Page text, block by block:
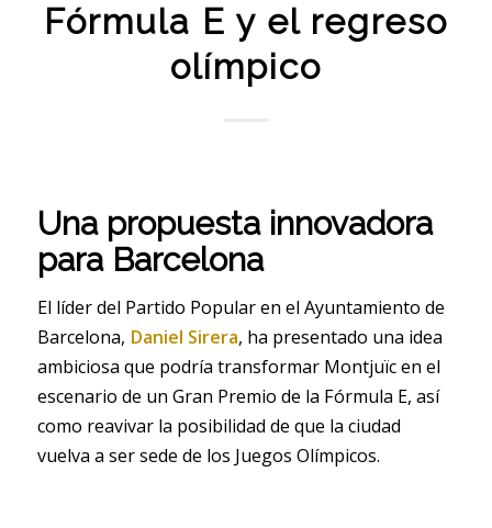
Fórmula E y el regreso
olímpico
Una propuesta innovadora
para Barcelona
El líder del Partido Popular en el Ayuntamiento de
Barcelona, Daniel Sirera, ha presentado una idea
ambiciosa que podría transformar Montjuïc en el
escenario de un Gran Premio de la Fórmula E, así
como reavivar la posibilidad de que la ciudad
vuelva a ser sede de los Juegos Olímpicos.